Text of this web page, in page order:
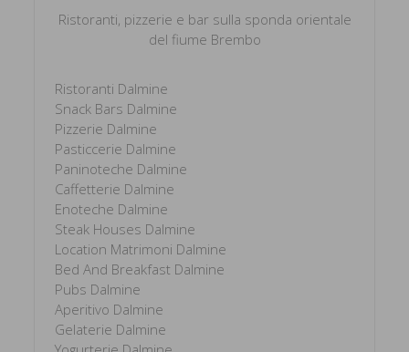
Ristoranti, pizzerie e bar sulla sponda orientale
del fiume Brembo
Ristoranti Dalmine
Snack Bars Dalmine
Pizzerie Dalmine
Pasticcerie Dalmine
Paninoteche Dalmine
Caffetterie Dalmine
Enoteche Dalmine
Steak Houses Dalmine
Location Matrimoni Dalmine
Bed And Breakfast Dalmine
Pubs Dalmine
Aperitivo Dalmine
Gelaterie Dalmine